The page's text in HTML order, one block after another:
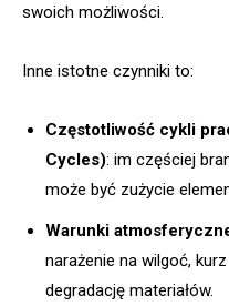
swoich możliwości.
Inne istotne czynniki to:
Częstotliwość cykli
Cycles): im częściej
może być zużycie
Warunki
narażenie na wilgoć,
degradację materiałów.